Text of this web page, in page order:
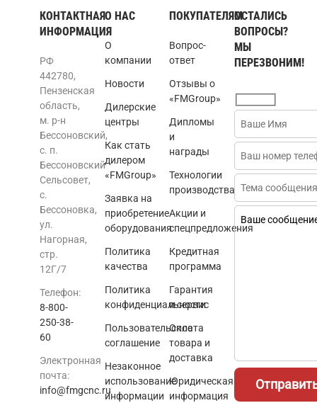
КОНТАКТНАЯ
ИНФОРМАЦИЯ
РФ
442780,
Пензенская
область,
м. р-н
Бессоновский,
с. п.
Бессоновский
Сельсовет,
с.
Бессоновка,
ул.
Нагорная,
стр.
12Г/7
Телефон:
8-800-
250-38-
60
Электронная
почта:
info@fmgcnc.ru
О НАС
О
компании
Новости
Дилерские
центры
Как стать
дилером
«FMGroup»
Заявка на
приобретение
оборудования
Политика
качества
Политика
конфиденциальности
Пользовательское
соглашение
Незаконное
использование
информации
ПОКУПАТЕЛЯМ
Вопрос-
ответ
Отзывы о
«FMGroup»
Дипломы
и
награды
Технологии
производства
Акции и
спецпредложения
Кредитная
программа
Гарантия
и сервис
Оплата
товара и
доставка
Юридическая
информация
ОСТАЛИСЬ
ВОПРОСЫ?
МЫ
ПЕРЕЗВОНИМ!